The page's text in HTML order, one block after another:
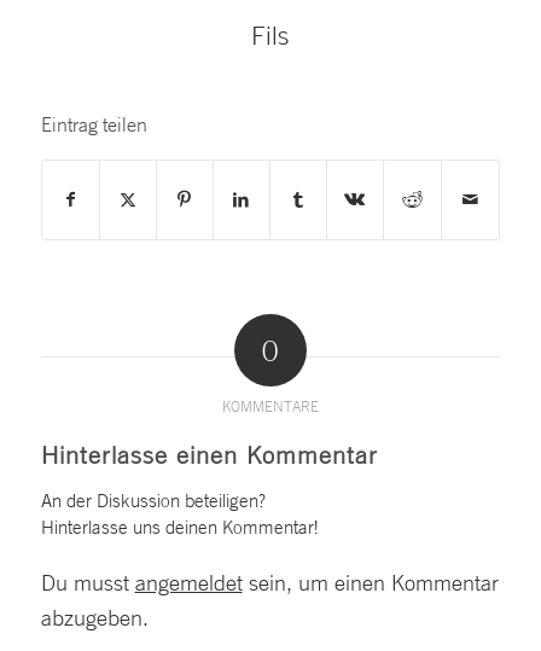
Fils
Eintrag teilen
0
KOMMENTARE
Hinterlasse einen Kommentar
An der Diskussion beteiligen?
Hinterlasse uns deinen Kommentar!
Du musst angemeldetsein, um einen Kommentar
abzugeben.